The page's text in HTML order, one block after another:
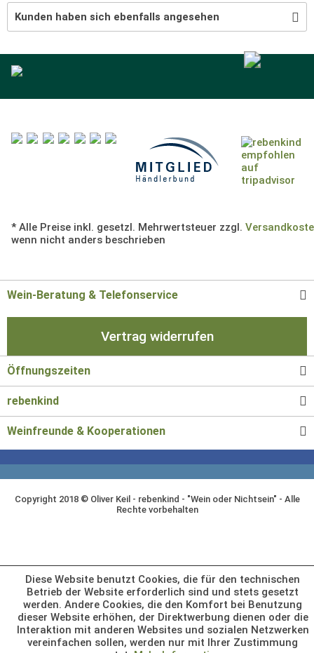
Kunden haben sich ebenfalls angesehen
* Alle Preise inkl. gesetzl. Mehrwertsteuer zzgl.
wenn nicht anders beschrieben
Wein-Beratung & Telefonservice
Vertrag widerrufen
Öffnungszeiten
rebenkind
Weinfreunde & Kooperationen
Copyright 2018 © Oliver Keil - rebenkind - "Wein oder Nichtsein" - Alle
Rechte vorbehalten
Diese Website benutzt Cookies, die für den technischen
Betrieb der Website erforderlich sind und stets gesetzt
werden. Andere Cookies, die den Komfort bei Benutzung
dieser Website erhöhen, der Direktwerbung dienen oder die
Interaktion mit anderen Websites und sozialen Netzwerken
vereinfachen sollen, werden nur mit Ihrer Zustimmung